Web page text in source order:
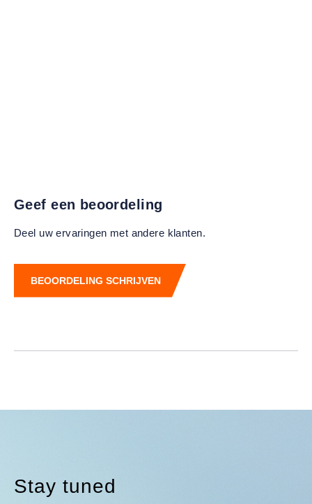
Geef een beoordeling
Deel uw ervaringen met andere klanten.
BEOORDELING SCHRIJVEN
Stay tuned